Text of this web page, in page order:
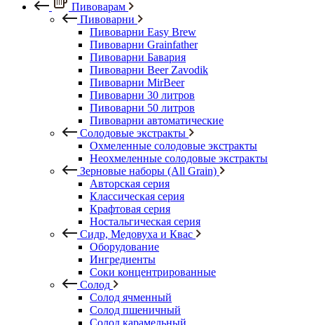
Пивоварам
Пивоварни
Пивоварни Easy Brew
Пивоварни Grainfather
Пивоварни Бавария
Пивоварни Beer Zavodik
Пивоварни MirBeer
Пивоварни 30 литров
Пивоварни 50 литров
Пивоварни автоматические
Солодовые экстракты
Охмеленные солодовые экстракты
Неохмеленные солодовые экстракты
Зерновые наборы (All Grain)
Авторская серия
Классическая серия
Крафтовая серия
Ностальгическая серия
Сидр, Медовуха и Квас
Оборудование
Ингредиенты
Соки концентрированные
Солод
Солод ячменный
Солод пшеничный
Солод карамельный